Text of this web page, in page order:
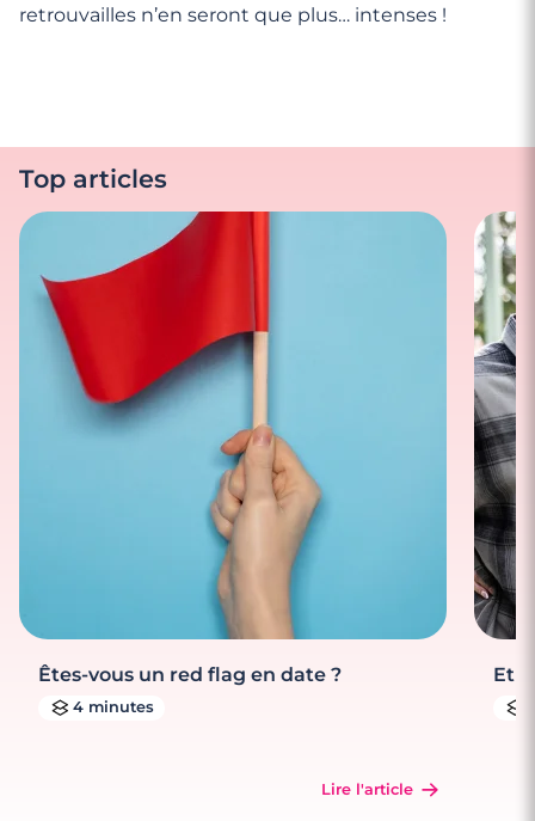
retrouvailles n’en seront que plus… intenses !
Top articles
Êtes-vous un red flag en date ?
4 minutes
Lire l'article
Et